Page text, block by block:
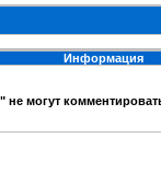
Информация
" не могут